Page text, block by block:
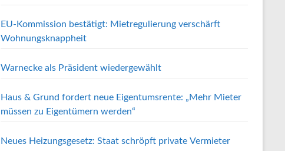
EU-Kommission bestätigt: Mietregulierung verschärft
Wohnungsknappheit
Warnecke als Präsident wiedergewählt
Haus & Grund fordert neue Eigentumsrente: „Mehr Mieter
müssen zu Eigentümern werden“
Neues Heizungsgesetz: Staat schröpft private Vermieter